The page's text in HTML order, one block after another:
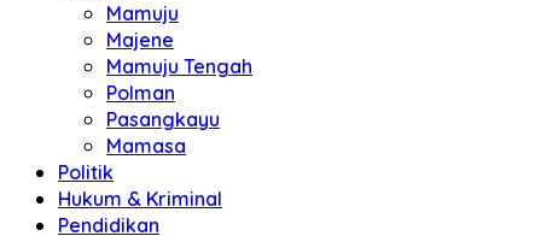
Mamuju
Majene
Mamuju Tengah
Polman
Pasangkayu
Mamasa
Politik
Hukum & Kriminal
Pendidikan